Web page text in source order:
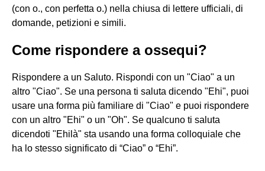
(con o., con perfetta o.) nella chiusa di lettere ufficiali, di
domande, petizioni e simili.
Come rispondere a ossequi?
Rispondere a un Saluto. Rispondi con un "Ciao" a un
altro "Ciao". Se una persona ti saluta dicendo "Ehi", puoi
usare una forma più familiare di "Ciao" e puoi rispondere
con un altro "Ehi" o un "Oh". Se qualcuno ti saluta
dicendoti "Ehilà" sta usando una forma colloquiale che
ha lo stesso significato di “Ciao” o “Ehi”.